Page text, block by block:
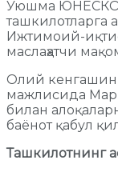
Уюшма ЮНЕСКО
ташкилотларга
Ижтимоий-
маслаҳатчи
Олий
мажлисида
билан
баёнот қабул
Ташкилотнинг